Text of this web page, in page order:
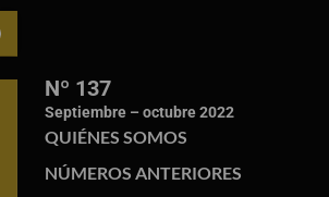
Nº 137
Septiembre – octubre 2022
QUIÉNES SOMOS
NÚMEROS ANTERIORES